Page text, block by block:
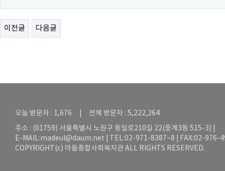
이전글 다음글
오늘 방문자 : 1,676 | 전체 방문자 : 5,222,264
주소 : (01759) 서울특별시 노원구 동일로210길 22(중계3동 515-3) |
E-MAIL:madeul@daum.net | TEL:02-971-8387~8 | FAX:02-976-
COPYRIGHT(c) 마들종합사회복지관 ALL RIGHTS RESERVED.